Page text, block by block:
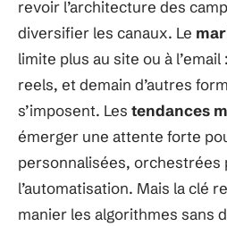
revoir l’architecture des
diversifier les canaux. Le
limite plus au site ou à
reels, et demain d’autres
s’imposent. Les tendances
émerger une attente forte
personnalisées, orchestrées
l’automatisation. Mais la clé
manier les algorithmes sans